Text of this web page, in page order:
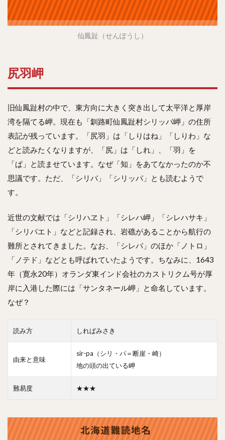
仙鳳趾（せんぽうし）
尻羽岬
旧仙鳳趾村の中で、東方向に大きく突き出して太平洋と厚岸
湾を隔てる岬。現在も「釧路町仙鳳趾村シリッパ岬」の住所
表記が残っています。「尻羽」は「しりはね」「しりわ」な
どと読みたくなりますが、「尻」は「しれ」、「羽」を
「ぱ」と読ませています。なぜ「知」をあてなかったのか不
思議です。ただ、「シリバ」「シリッパ」とも読むようで
す。
近世の文献では「シリハヱト」「シレハ岬」「シレハサキ」
「シリパエト」などと記録され、岩礁があることから航行の
難所とされてきました。なお、「シレパ」のほか「ノトロ」
「ノテド」などとも呼ばれていたようです。ちなみに、1643
年（寛永20年）オランダ東インド会社のカストリクム号が厚
岸に入港した際には「サンタネール岬」と命名しています。
なぜ？
読み方 しれぱみさき
由来と意味
sir-pa（シリ・パ＝断崖・崎）
地の頭の出ている岬
難易度 ★★★